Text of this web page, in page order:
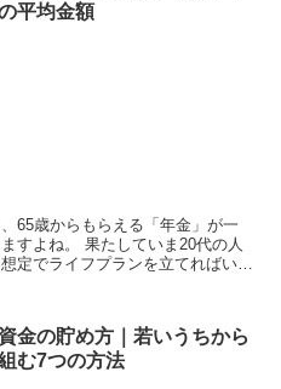
平均金額
65歳からもらえる「年金」が一
ていま20代の人
定でライフプランを立てればいい
金の貯め方｜若いうちから
む7つの方法